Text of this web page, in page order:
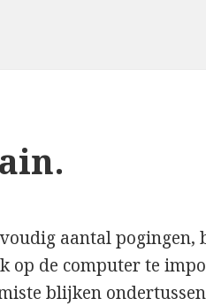
aantal pogingen,
op de computer te
blijken